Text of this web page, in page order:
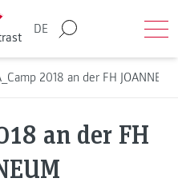
DE
2018 an der FH
an der FH